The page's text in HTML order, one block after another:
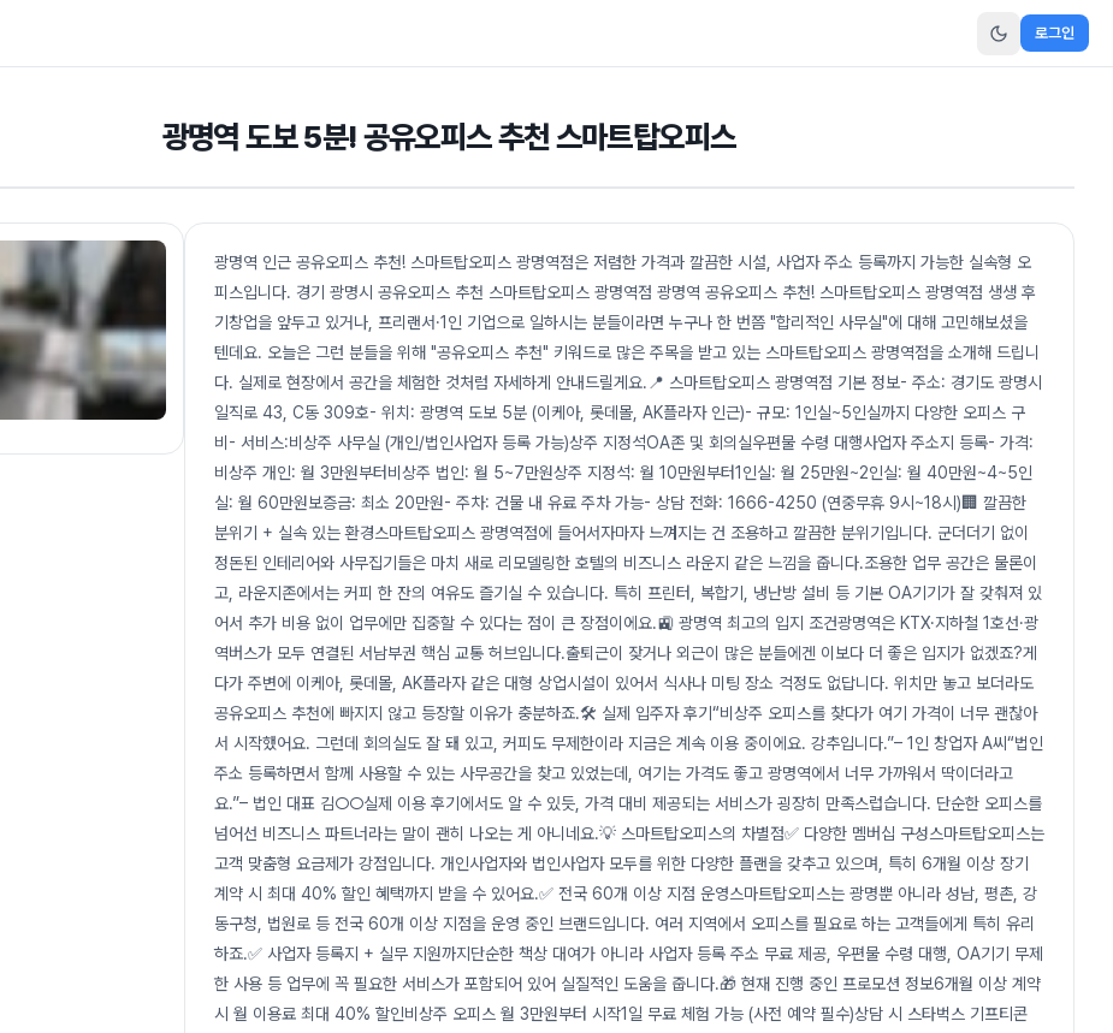
로그인
광명역 도보 5분! 공유오피스 추천 스마트탑오피스
광명역 인근 공유오피스 추천! 스마트탑오피스 광명역점은 저렴한 가격과 깔끔한 시설, 사업자 주소 등록까지 가능한 실속형 오
피스입니다. 경기 광명시 공유오피스 추천 스마트탑오피스 광명역점 광명역 공유오피스 추천! 스마트탑오피스 광명역점 생생 후
기창업을 앞두고 있거나, 프리랜서·1인 기업으로 일하시는 분들이라면 누구나 한 번쯤 "합리적인 사무실"에 대해 고민해보셨을
텐데요. 오늘은 그런 분들을 위해 "공유오피스 추천" 키워드로 많은 주목을 받고 있는 스마트탑오피스 광명역점을 소개해 드립니
다. 실제로 현장에서 공간을 체험한 것처럼 자세하게 안내드릴게요.📍 스마트탑오피스 광명역점 기본 정보- 주소: 경기도 광명시
일직로 43, C동 309호- 위치: 광명역 도보 5분 (이케아, 롯데몰, AK플라자 인근)- 규모: 1인실~5인실까지 다양한 오피스 구
비- 서비스:비상주 사무실 (개인/법인사업자 등록 가능)상주 지정석OA존 및 회의실우편물 수령 대행사업자 주소지 등록- 가격:
비상주 개인: 월 3만원부터비상주 법인: 월 5~7만원상주 지정석: 월 10만원부터1인실: 월 25만원~2인실: 월 40만원~4~5인
실: 월 60만원보증금: 최소 20만원- 주차: 건물 내 유료 주차 가능- 상담 전화: 1666-4250 (연중무휴 9시~18시)🏢 깔끔한
분위기 + 실속 있는 환경스마트탑오피스 광명역점에 들어서자마자 느껴지는 건 조용하고 깔끔한 분위기입니다. 군더더기 없이
정돈된 인테리어와 사무집기들은 마치 새로 리모델링한 호텔의 비즈니스 라운지 같은 느낌을 줍니다.조용한 업무 공간은 물론이
고, 라운지존에서는 커피 한 잔의 여유도 즐기실 수 있습니다. 특히 프린터, 복합기, 냉난방 설비 등 기본 OA기기가 잘 갖춰져 있
어서 추가 비용 없이 업무에만 집중할 수 있다는 점이 큰 장점이에요.🚉 광명역 최고의 입지 조건광명역은 KTX·지하철 1호선·광
역버스가 모두 연결된 서남부권 핵심 교통 허브입니다.출퇴근이 잦거나 외근이 많은 분들에겐 이보다 더 좋은 입지가 없겠죠?게
다가 주변에 이케아, 롯데몰, AK플라자 같은 대형 상업시설이 있어서 식사나 미팅 장소 걱정도 없답니다. 위치만 놓고 보더라도
공유오피스 추천에 빠지지 않고 등장할 이유가 충분하죠.🛠 실제 입주자 후기“비상주 오피스를 찾다가 여기 가격이 너무 괜찮아
서 시작했어요. 그런데 회의실도 잘 돼 있고, 커피도 무제한이라 지금은 계속 이용 중이에요. 강추입니다.”– 1인 창업자 A씨“법인
주소 등록하면서 함께 사용할 수 있는 사무공간을 찾고 있었는데, 여기는 가격도 좋고 광명역에서 너무 가까워서 딱이더라고
요.”– 법인 대표 김○○실제 이용 후기에서도 알 수 있듯, 가격 대비 제공되는 서비스가 굉장히 만족스럽습니다. 단순한 오피스를
넘어선 비즈니스 파트너라는 말이 괜히 나오는 게 아니네요.💡 스마트탑오피스의 차별점✅ 다양한 멤버십 구성스마트탑오피스는
고객 맞춤형 요금제가 강점입니다. 개인사업자와 법인사업자 모두를 위한 다양한 플랜을 갖추고 있으며, 특히 6개월 이상 장기
계약 시 최대 40% 할인 혜택까지 받을 수 있어요.✅ 전국 60개 이상 지점 운영스마트탑오피스는 광명뿐 아니라 성남, 평촌, 강
동구청, 법원로 등 전국 60개 이상 지점을 운영 중인 브랜드입니다. 여러 지역에서 오피스를 필요로 하는 고객들에게 특히 유리
하죠.✅ 사업자 등록지 + 실무 지원까지단순한 책상 대여가 아니라 사업자 등록 주소 무료 제공, 우편물 수령 대행, OA기기 무제
한 사용 등 업무에 꼭 필요한 서비스가 포함되어 있어 실질적인 도움을 줍니다.🎁 현재 진행 중인 프로모션 정보6개월 이상 계약
시 월 이용료 최대 40% 할인비상주 오피스 월 3만원부터 시작1일 무료 체험 가능 (사전 예약 필수)상담 시 스타벅스 기프티콘